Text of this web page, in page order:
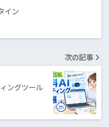
イン
次の記事
ングツール